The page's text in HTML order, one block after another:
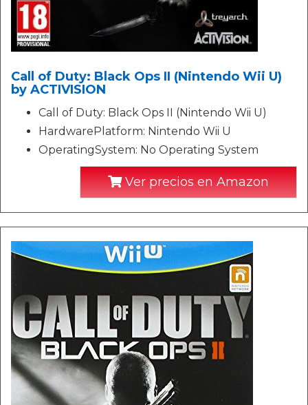
Call of Duty: Black Ops II (Nintendo Wii U)
by ACTIVISION
Call of Duty: Black Ops II (Nintendo Wii U)
HardwarePlatform: Nintendo Wii U
OperatingSystem: No Operating System
Ver precios en Amazon